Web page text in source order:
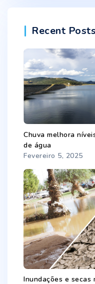
Recent Posts
Chuva melhora
de água
Fevereiro 5, 2025
Inundações e secas